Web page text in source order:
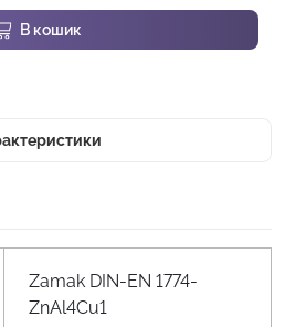
В кошик
Zamak DIN-EN 1774-
ZnAl4Cu1